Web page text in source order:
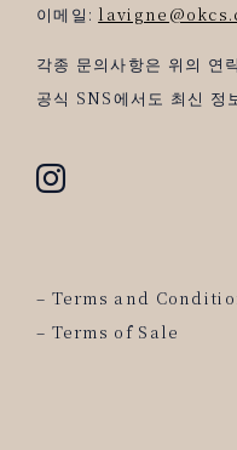
이메일:
각종 문의사항은 위의 연
공식 SNS에서도 최신 정
– Terms and
– Terms of Sale